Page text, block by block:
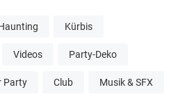
Kürbis
Videos Party-Deko
Party Club Musik & SFX